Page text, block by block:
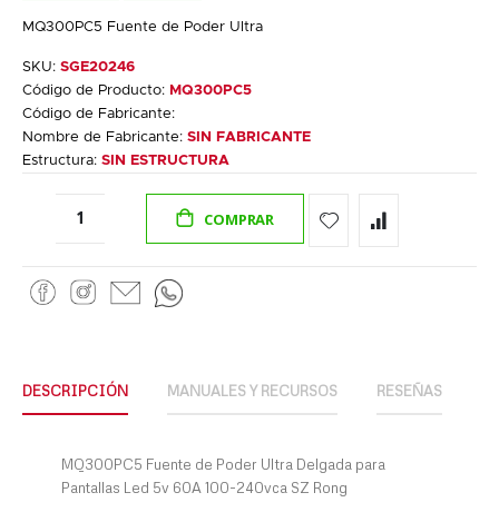
MQ300PC5 Fuente de Poder Ultra
SKU: SGE20246
Código de Producto: MQ300PC5
Código de Fabricante:
Nombre de Fabricante: SIN FABRICANTE
Estructura: SIN ESTRUCTURA
COMPRAR
DESCRIPCIÓN MANUALES Y RECURSOS RESEÑAS
MQ300PC5 Fuente de Poder Ultra Delgada para
Pantallas Led 5v 60A 100-240vca SZ Rong